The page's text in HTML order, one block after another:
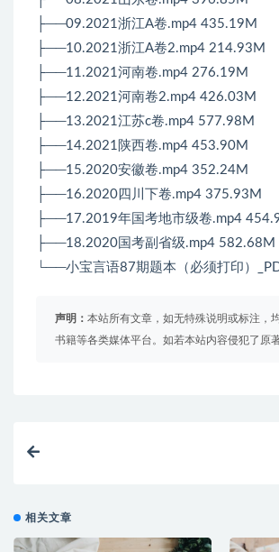
├──09.2021浙江A卷.mp4 435.19M
├──10.2021浙江A卷2.mp4 214.93M
├──11.2021河南卷.mp4 276.19M
├──12.2021河南卷2.mp4 426.03M
├──13.2021江苏c卷.mp4 577.98M
├──14.2021陕西卷.mp4 453.90M
├──15.2020安徽卷.mp4 352.24M
├──16.2020四川下卷.mp4 375.93M
├──17.2019年国考地市级卷.mp4
├──18.2020国考副省级.mp4 582.68M
└──小宝言语87期题本（必须打印）
声明： 本站所有文章，如无特殊说明或标注，
书籍等各类媒体平台。如若本站内容侵犯了原
相关文章